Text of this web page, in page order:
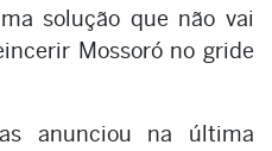
solução que não vai
Mossoró no gride
anunciou na última